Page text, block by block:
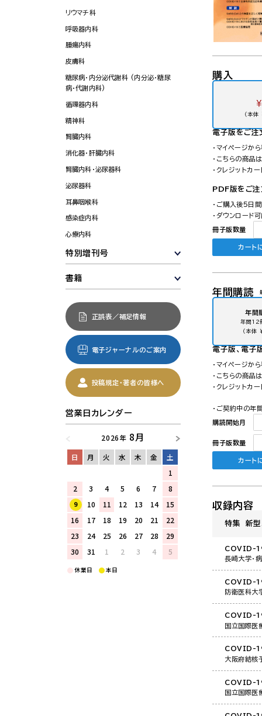
リウマチ科
呼吸器内科
腫瘍内科
皮膚科
糖尿病・内分泌代謝科 (内分泌・糖尿
病・代謝内科)
循環器内科
精神科
腎臓内科
消化器・肝臓内科
腎臓内科・泌尿器科
泌尿器科
耳鼻咽喉科
感染症内科
心療内科
特別増刊号
書籍
正誤表／補足情報
電子ジャーナルのご案内
投稿規定・著者の皆様へ
営業日カレンダー
2026年 8月
日 月 火 水 木 金
土
1
2
3 4 5 6 7 8
9 10 11 12 13 14
15
16
17 18 19 20 21
22
23
24 25 26 27 28
29
30
31 1 2 3 4 5
休業日 本日
購入
（本
電子版をご注
・マイページか
・こちらの商品
・クレジットカ
PDF版をご
・ご購入後5日
・ダウンロード
冊子版数量
カート
年間購読
年間
年間12
（本
電子版 、電子
・マイページか
・こちらの商品
・クレジットカ
・ご契約中の年
購読開始月
冊子版数量
カート
収録内容
特集 新型
COVID-
長崎大学・
COVID-19
防衛医科大
COVID-19
国立国際医
COVID-19
大阪府結核
COVID-19
国立国際医